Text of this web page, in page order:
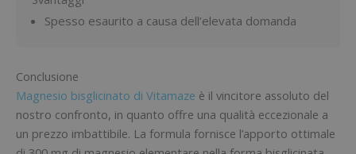
Spesso esaurito a causa dell’elevata domanda
Conclusione
Magnesio bisglicinato di Vitamaze è il vincitore assoluto del
nostro confronto, in quanto offre una qualità eccezionale a
un prezzo imbattibile. La formula fornisce l’apporto ottimale